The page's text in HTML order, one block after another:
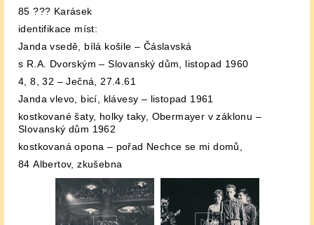
85 ??? Karásek
identifikace míst:
Janda vsedě, bílá košile – Čáslavská
s R.A. Dvorským – Slovanský dům, listopad 1960
4, 8, 32 – Ječná, 27.4.61
Janda vlevo, bicí, klávesy – listopad 1961
kostkované šaty, holky taky, Obermayer v záklonu –
Slovanský dům 1962
kostkovaná opona – pořad Nechce se mi domů,
84 Albertov, zkušebna